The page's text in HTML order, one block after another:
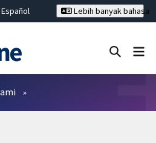
Español
繁體中文
Lebih banyak bahasa